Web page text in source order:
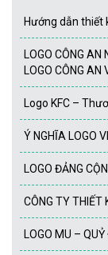
Hướng dẫn thiết
LOGO CÔNG AN
LOGO CÔNG AN
Logo KFC –
Ý NGHĨA LOGO
LOGO ĐẢNG
CÔNG TY THIẾT
LOGO MU –